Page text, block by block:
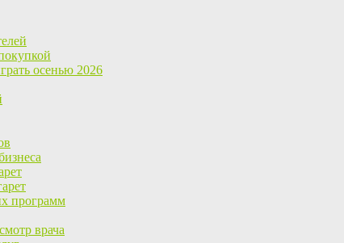
осенью 2026
программ
врача